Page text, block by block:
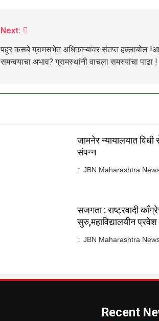
Next:
पहूर कसबे ग्रामसभेत अधिकाऱ्यांवर संतप्त हल्लाबोल
समन्वयाचा अभाव? ग्रामस्थांनी वाचला समस्यांचा पाढा !
जामनेर न्यायालयात
संपन्न
JBN Maharashtra
सजगता : राष्ट्रवादी
सुरु,महाविद्यालयीन
JBN Maharashtra
Recent